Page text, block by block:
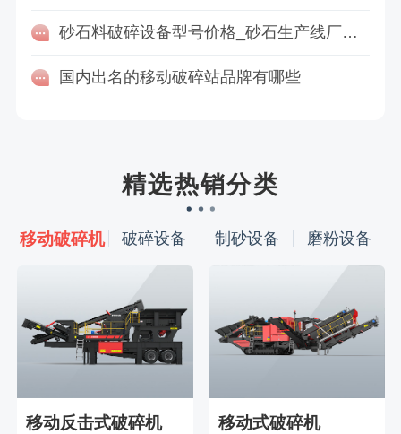
砂石料破碎设备型号价格_砂石生产线厂家哪家好
国内出名的移动破碎站品牌有哪些
精选热销分类
移动破碎机 破碎设备 制砂设备 磨粉设备
移动反击式破碎机 移动式破碎机